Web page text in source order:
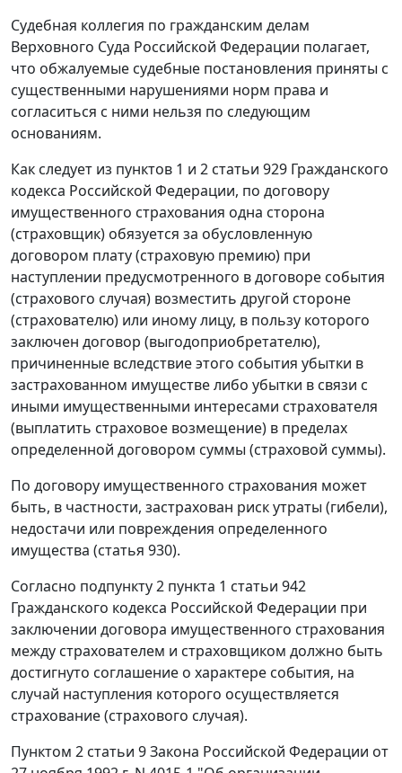
Судебная коллегия по гражданским делам
Верховного Суда Российской Федерации полагает,
что обжалуемые судебные постановления приняты с
существенными нарушениями норм права и
согласиться с ними нельзя по следующим
основаниям.
Как следует из пунктов 1 и 2 статьи 929 Гражданского
кодекса Российской Федерации, по договору
имущественного страхования одна сторона
(страховщик) обязуется за обусловленную
договором плату (страховую премию) при
наступлении предусмотренного в договоре события
(страхового случая) возместить другой стороне
(страхователю) или иному лицу, в пользу которого
заключен договор (выгодоприобретателю),
причиненные вследствие этого события убытки в
застрахованном имуществе либо убытки в связи с
иными имущественными интересами страхователя
(выплатить страховое возмещение) в пределах
определенной договором суммы (страховой суммы).
По договору имущественного страхования может
быть, в частности, застрахован риск утраты (гибели),
недостачи или повреждения определенного
имущества (статья 930).
Согласно подпункту 2 пункта 1 статьи 942
Гражданского кодекса Российской Федерации при
заключении договора имущественного страхования
между страхователем и страховщиком должно быть
достигнуто соглашение о характере события, на
случай наступления которого осуществляется
страхование (страхового случая).
Пунктом 2 статьи 9 Закона Российской Федерации от